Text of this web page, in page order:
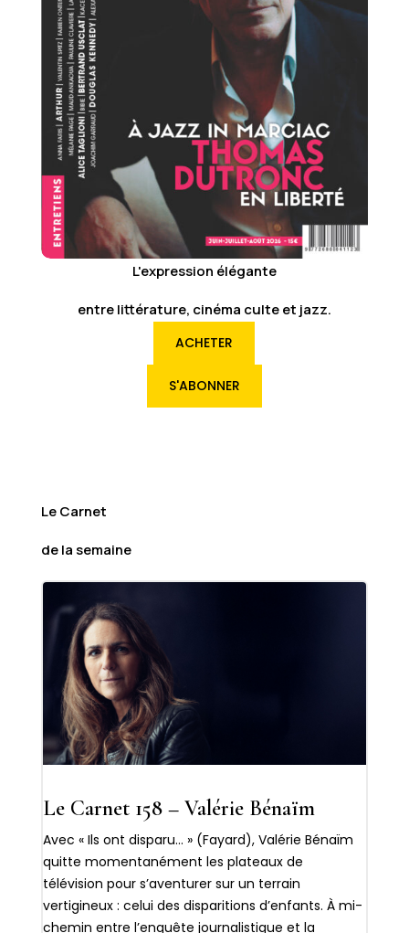
L'expression élégante
entre littérature, cinéma culte et jazz.
ACHETER
S'ABONNER
Le Carnet
de la semaine
Le Carnet 158 – Valérie Bénaïm
Avec « Ils ont disparu… » (Fayard), Valérie Bénaïm
quitte momentanément les plateaux de
télévision pour s’aventurer sur un terrain
vertigineux : celui des disparitions d’enfants. À mi-
chemin entre l’enquête journalistique et la